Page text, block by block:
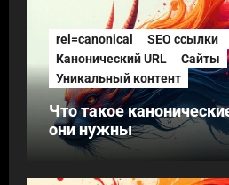
rel=canonical SEO ссылки
Канонический URL
Сайты
Уникальный контент
Что такое
они нужны